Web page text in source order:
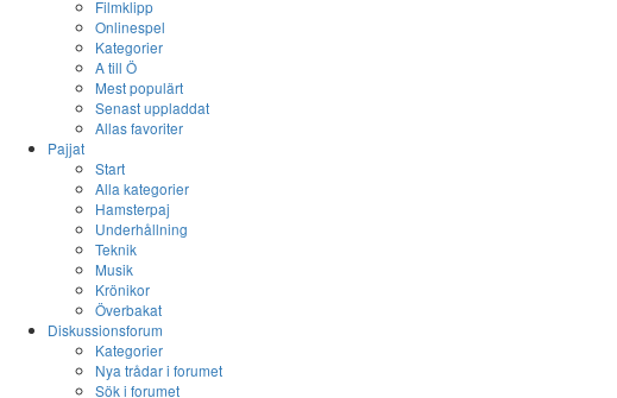
Filmklipp
Onlinespel
Kategorier
A till Ö
Mest populärt
Senast uppladdat
Allas favoriter
Pajjat
Start
Alla kategorier
Hamsterpaj
Underhållning
Teknik
Musik
Krönikor
Överbakat
Diskussionsforum
Kategorier
Nya trådar i forumet
Sök i forumet